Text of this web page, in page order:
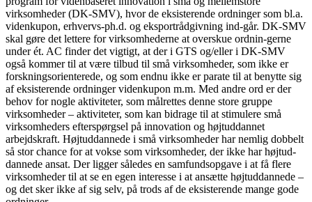
virksomheder (DK-SMV), hvor de eksisterende ordninger som bl.a.
videnkupon, erhvervs-ph.d. og eksportrådgivning ind-går. DK-SMV
skal gøre det lettere for virksomhederne at overskue ordnin-gerne
under ét. AC finder det vigtigt, at der i GTS og/eller i DK-SMV
også kommer til at være tilbud til små virksomheder, som ikke er
forskningsorienterede, og som endnu ikke er parate til at benytte sig
af eksisterende ordninger videnkupon m.m. Med andre ord er der
behov for nogle aktiviteter, som målrettes denne store gruppe
virksomheder – aktiviteter, som kan bidrage til at stimulere små
virksomheders efterspørgsel på innovation og højtuddannet
arbejdskraft. Højtuddannede i små virksomheder har nemlig dobbelt
så stor chance for at vokse som virksomheder, der ikke har højtud-
dannede ansat. Der ligger således en samfundsopgave i at få flere
virksomheder til at se en egen interesse i at ansætte højtuddannede –
og det sker ikke af sig selv, på trods af de eksisterende mange gode